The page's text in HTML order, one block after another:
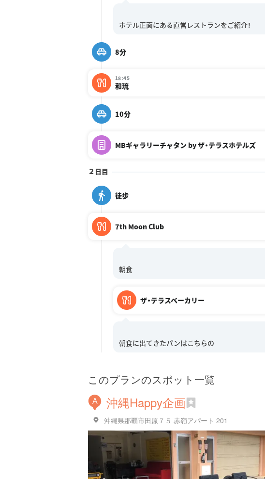
8分
18:45
和琉
10分
MBギャラリーチャタン by ザ・テラスホテルズ
２日目
徒歩
7th Moon Club
ザ・テラスベーカリー
このプランのスポット一覧
A 沖縄Happy企画
沖縄県那覇市田原７５ 赤嶺アパート 201